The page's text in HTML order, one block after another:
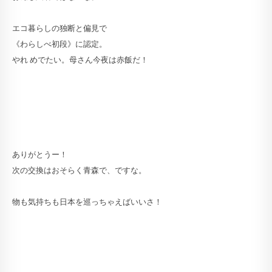
エコ暮らしの独断と偏見で
《わらしべ初段》に認定。
やれ めでたい。母さん今夜は赤飯だ！
ありがとうー！
次の交換はおそらく青森で、ですな。
物も気持ちも日本を巡っちゃえばいいさ！